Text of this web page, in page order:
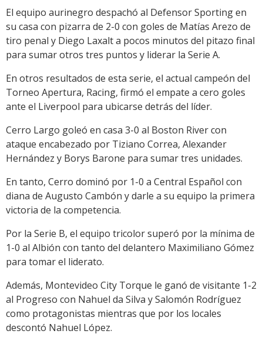
El equipo aurinegro despachó al Defensor Sporting en
su casa con pizarra de 2-0 con goles de Matías Arezo de
tiro penal y Diego Laxalt a pocos minutos del pitazo final
para sumar otros tres puntos y liderar la Serie A.
En otros resultados de esta serie, el actual campeón del
Torneo Apertura, Racing, firmó el empate a cero goles
ante el Liverpool para ubicarse detrás del líder.
Cerro Largo goleó en casa 3-0 al Boston River con
ataque encabezado por Tiziano Correa, Alexander
Hernández y Borys Barone para sumar tres unidades.
En tanto, Cerro dominó por 1-0 a Central Español con
diana de Augusto Cambón y darle a su equipo la primera
victoria de la competencia.
Por la Serie B, el equipo tricolor superó por la mínima de
1-0 al Albión con tanto del delantero Maximiliano Gómez
para tomar el liderato.
Además, Montevideo City Torque le ganó de visitante 1-2
al Progreso con Nahuel da Silva y Salomón Rodríguez
como protagonistas mientras que por los locales
descontó Nahuel López.